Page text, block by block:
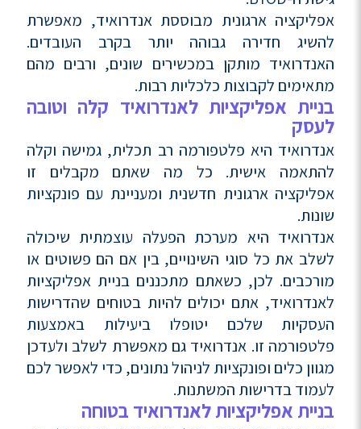
אפליקציה ארגונית מבוססת אנדרואיד, מאפשרת
להשיג חדירה גבוהה יותר בקרב העובדים.
האנדרואיד מותקן במכשירים שונים, ורבים מהם
מתאימים לקבוצות כלכליות רבות.
בניית אפליקציות לאנדרואיד קלה וטובה
לעסק
אנדרואיד היא פלטפורמה רב תכלית, גמישה וקלה
להתאמה אישית. כל מה שאתם מקבלים זו
אפליקציה ארגונית חדשנית ומעניינת עם פונקציות
שונות.
אנדרואיד היא מערכת הפעלה עוצמתית שיכולה
לשלב את כל סוגי השינויים, בין אם הם פשוטים או
מורכבים. לכן, כשאתם מתכננים בניית אפליקציות
לאנדרואיד, אתם יכולים להיות בטוחים שהדרישות
העסקיות שלכם יטופלו ביעילות באמצעות
פלטפורמה זו. אנדרואיד גם מאפשרת לשלב ולעדכן
מגוון כלים ופונקציות לניהול נתונים, כדי לאפשר לכם
לעמוד בדרישות המשתנות.
בניית אפליקציות לאנדרואיד בטוחה